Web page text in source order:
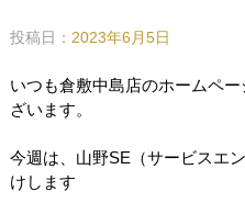
投稿日： 2023年6月5日
いつも倉敷中島店のホームペ
ざいます。
今週は、山野SE（サービスエ
けします